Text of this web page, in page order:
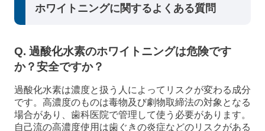
ホワイトニングに関するよくある質問
Q. 過酸化水素のホワイトニングは危険です
か？安全ですか？
過酸化水素は濃度と扱う人によってリスクが変わる成分
です。高濃度のものは毒物及び劇物取締法の対象となる
場合があり、歯科医院で管理して使う必要があります。
自己流の高濃度使用は歯ぐきの炎症などのリスクがある